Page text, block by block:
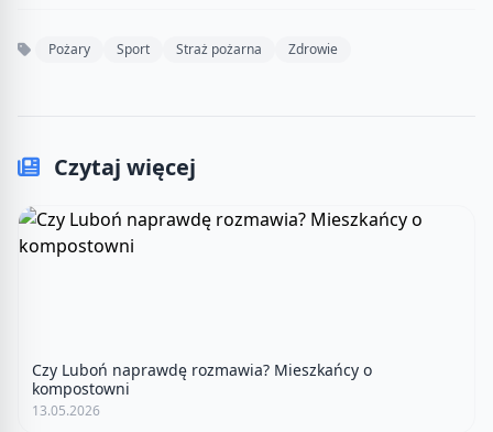
Pożary Sport Straż pożarna Zdrowie
Czytaj więcej
Czy Luboń naprawdę rozmawia? Mieszkańcy o
kompostowni
13.05.2026